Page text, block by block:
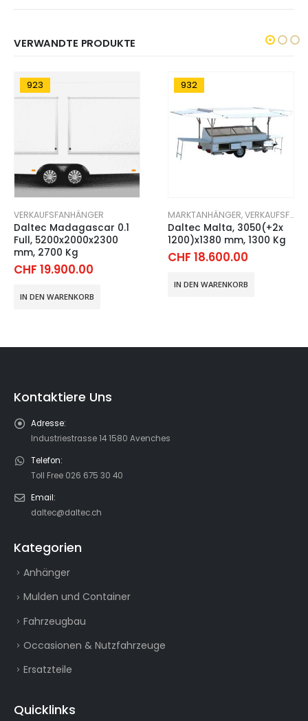
VERWANDTE PRODUKTE
932
MARKTANHÄNGER,VERKAUFSFANHÄNGER
Daltec Malta, 3050(+2x
1200)x1380 mm, 1300 Kg
CHF 18.600.00
921
VERKAUFSFANHÄNGER
Daltec Hawai Full,
4200x2000x2300 mm,
2000 Kg
Kontaktiere Uns
Adresse:
Industriestrasse 14 1580 Avenches
Telefon:
Toll Free 026 675 30 40
Email:
daltec@daltec.ch
Kategorien
Anhänger
Mulden und Container
Fahrzeugbau
Occasionen & Nutzfahrzeuge
Ersatzteile
Quicklinks